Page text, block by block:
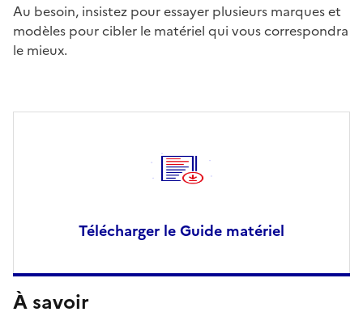
Au besoin, insistez pour essayer plusieurs marques et
modèles pour cibler le matériel qui vous correspondra
le mieux.
Télécharger le Guide matériel
À savoir